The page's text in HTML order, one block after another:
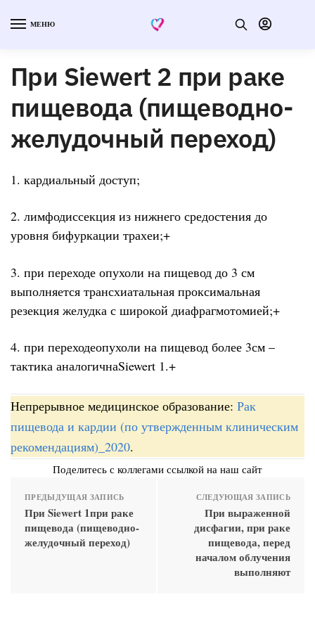
МЕНЮ
При Siewert 2 при раке
пищевода (пищеводно-
желудочный переход)
1. кардиальный доступ;
2. лимфодиссекция из нижнего средостения до
уровня бифуркации трахеи;+
3. при переходе опухоли на пищевод до 3 см
выполняется трансхиатальная проксимальная
резекция желудка с широкой диафрагмотомией;+
4. при переходеопухоли на пищевод более 3см –
тактика аналогичнаSiewert 1.+
Непрерывное медицинское образование: Рак
пищевода и кардии (по утвержденным клиническим
рекомендациям)_2020.
Поделитесь с коллегами ссылкой на наш сайт
ПРЕДЫДУЩАЯ ЗАПИСЬ
При Siewert 1при раке
пищевода (пищеводно-
желудочный переход)
СЛЕДУЮЩАЯ ЗАПИСЬ
При выраженной
дисфагии, при раке
пищевода, перед
началом облучения
выполняют